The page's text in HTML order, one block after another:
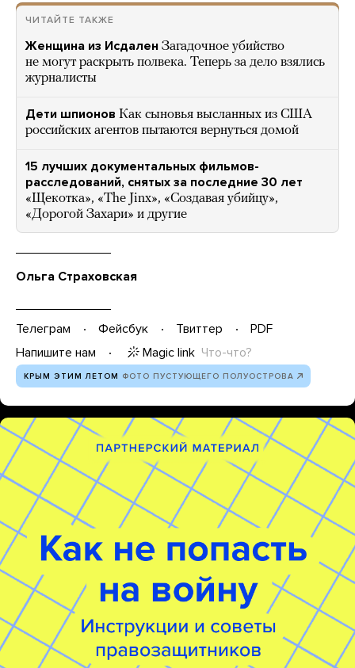
ЧИТАЙТЕ ТАКЖЕ
Женщина из Исдален Загадочное убийство
не могут раскрыть полвека. Теперь за дело взялись
журналисты
Дети шпионов Как сыновья высланных из США
российских агентов пытаются вернуться домой
15 лучших документальных фильмов-
расследований, снятых за последние 30 лет
«Щекотка», «The Jinx», «Создавая убийцу»,
«Дорогой Захари» и другие
Ольга Страховская
Телеграм Фейсбук Твиттер
PDF
Напишите нам
Magic link Что-что?
КРЫМ ЭТИМ ЛЕТОМ ФОТО ПУСТУЮЩЕГО ПОЛУОСТРОВА